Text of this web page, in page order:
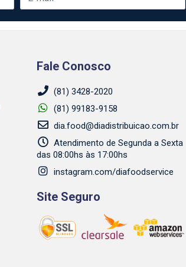
Fale Conosco
(81) 3428-2020
(81) 99183-9158
dia.food@diadistribuicao.com.br
Atendimento de Segunda a Sexta
das 08:00hs às 17:00hs
instagram.com/diafoodservice
Site Seguro